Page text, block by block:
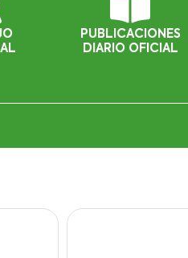
PUBLICACIONES
DIARIO OFICIAL